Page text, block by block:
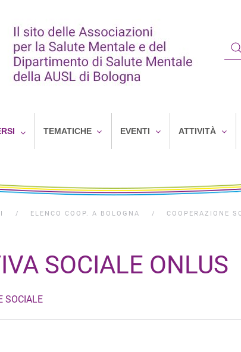
TEMATICHE EVENTI ATTIVITÀ
ELENCO COOP. A BOLOGNA COOPERAZIONE
SOCIALE ONLUS
SOCIALE